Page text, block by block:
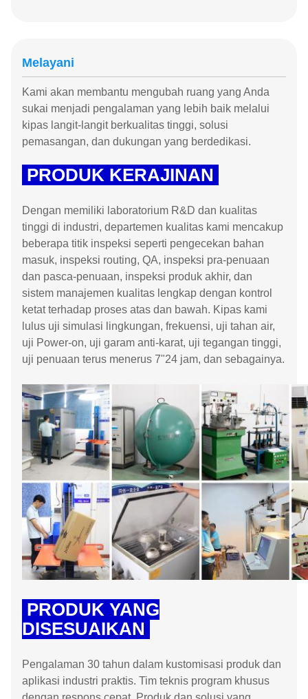
Melayani
Kami akan membantu mengubah ruang yang Anda
sukai menjadi pengalaman yang lebih baik melalui
kipas langit-langit berkualitas tinggi, solusi
pemasangan, dan dukungan yang berdedikasi.
PRODUK KERAJINAN
Dengan memiliki laboratorium R&D dan kualitas
tinggi di industri, departemen kualitas kami mencakup
beberapa titik inspeksi seperti pengecekan bahan
masuk, inspeksi routing, QA, inspeksi pra-penuaan
dan pasca-penuaan, inspeksi produk akhir, dan
sistem manajemen kualitas lengkap dengan kontrol
ketat terhadap proses atas dan bawah. Kipas kami
lulus uji simulasi lingkungan, frekuensi, uji tahan air,
uji Power-on, uji garam anti-karat, uji tegangan tinggi,
uji penuaan terus menerus 7"24 jam, dan sebagainya.
PRODUK YANG
DISESUAIKAN
Pengalaman 30 tahun dalam kustomisasi produk dan
aplikasi industri praktis. Tim teknis program khusus